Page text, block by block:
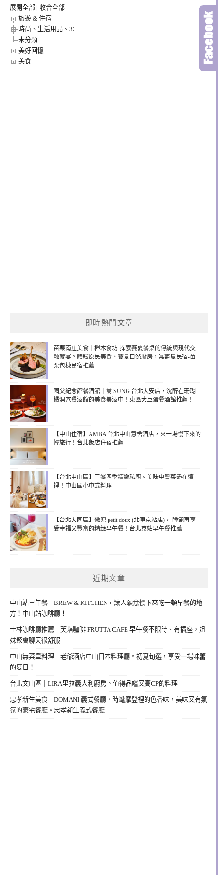
展開全部 | 收合全部
旅遊 & 住宿
時尚、生活用品、3C
未分類
美好回憶
美食
即時熱門文章
苗栗南庄美食｜櫸木食坊-探索賽夏餐桌的傳統與現代交
融饗宴。體驗原民美食、賽夏自然廚房，無盡夏民宿-苗
栗包棟民宿推薦
國父紀念館餐酒館｜嵩 SUNG 台北大安店，沈醉在珊瑚
橘洞穴餐酒館的美食美酒中！東區大巨蛋餐酒館推薦！
【中山住宿】AMBA 台北中山意舍酒店，來一場慢下來的
輕旅行！台北飯店住宿推薦
【台北中山區】三餐四季精緻私廚。美味中粵菜盡在這
裡！中山國小中式料理
【台北大同區】微兜 petit doux (北車京站店)， 睡飽再享
受幸福又豐富的精緻早午餐！台北京站早午餐推薦
近期文章
中山站早午餐｜BREW & KITCHEN，讓人願意慢下來吃一頓早餐的地
方！中山站咖啡廳！
士林咖啡廳推薦｜芙塔咖啡 FRUTTA CAFE 早午餐不限時、有插座，姐
妹聚會聊天很舒服
中山無菜單料理｜老爺酒店中山日本料理廳。初夏旬選，享受一場味蕾
的夏日！
台北文山區｜LIRA里拉義大利廚房。值得品嚐又高CP的料理
忠孝新生美食｜DOMANI 義式餐廳，時髦摩登裡的色香味，美味又有氣
氛的豪宅餐廳。忠孝新生義式餐廳